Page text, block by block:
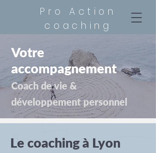
Pro Action
coaching
Votre
accompagnement
Coach de vie &
développement personnel
Le coaching à Lyon